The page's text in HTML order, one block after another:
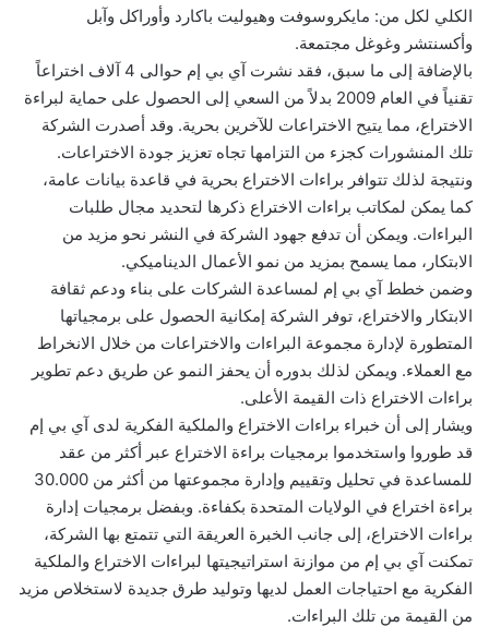
الكلي لكل من: مايكروسوفت وهيوليت باكارد وأوراكل وآبل
وأكسنتشر وغوغل مجتمعة.
بالإضافة إلى ما سبق، فقد نشرت آي بي إم حوالى 4 آلاف اختراعاً
تقنياً في العام 2009 بدلاً من السعي إلى الحصول على حماية لبراءة
الاختراع، مما يتيح الاختراعات للآخرين بحرية. وقد أصدرت الشركة
تلك المنشورات كجزء من التزامها تجاه تعزيز جودة الاختراعات.
ونتيجة لذلك تتوافر براءات الاختراع بحرية في قاعدة بيانات عامة،
كما يمكن لمكاتب براءات الاختراع ذكرها لتحديد مجال طلبات
البراءات. ويمكن أن تدفع جهود الشركة في النشر نحو مزيد من
الابتكار، مما يسمح بمزيد من نمو الأعمال الديناميكي.
وضمن خطط آي بي إم لمساعدة الشركات على بناء ودعم ثقافة
الابتكار والاختراع، توفر الشركة إمكانية الحصول على برمجياتها
المتطورة لإدارة مجموعة البراءات والاختراعات من خلال الانخراط
مع العملاء. ويمكن لذلك بدوره أن يحفز النمو عن طريق دعم تطوير
براءات الاختراع ذات القيمة الأعلى.
ويشار إلى أن خبراء براءات الاختراع والملكية الفكرية لدى آي بي إم
قد طوروا واستخدموا برمجيات براءة الاختراع عبر أكثر من عقد
للمساعدة في تحليل وتقييم وإدارة مجموعتها من أكثر من 30.000
براءة اختراع في الولايات المتحدة بكفاءة. وبفضل برمجيات إدارة
براءات الاختراع، إلى جانب الخبرة العريقة التي تتمتع بها الشركة،
تمكنت آي بي إم من موازنة استراتيجيتها لبراءات الاختراع والملكية
الفكرية مع احتياجات العمل لديها وتوليد طرق جديدة لاستخلاص مزيد
من القيمة من تلك البراءات.